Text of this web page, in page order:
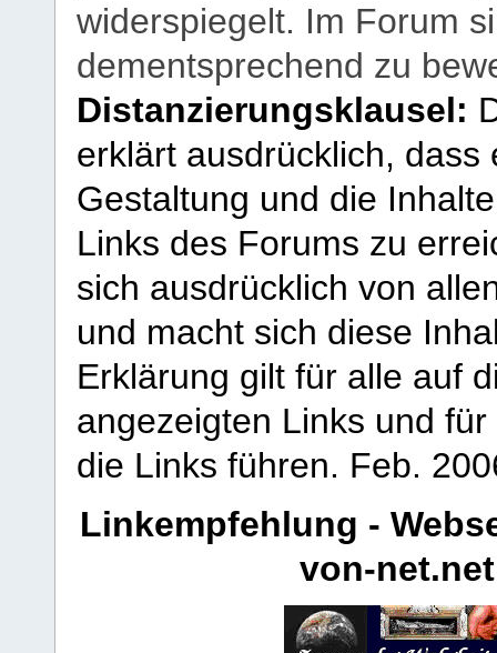
widerspiegelt. Im Forum
dementsprechend zu
Distanzierungsklausel:
erklärt ausdrücklich,
Gestaltung und die
Links des Forums zu
sich ausdrücklich von
und macht sich diese
Erklärung gilt für alle auf
angezeigten Links und
die Links führen. Feb.
Linkempfehlung -
von-net.net